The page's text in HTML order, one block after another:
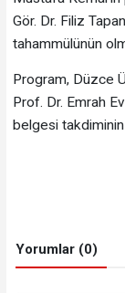
Gör. Dr. Filiz
tahammülünün
Program, Düzce
Prof. Dr. Emrah
belgesi takdiminin
Yorumlar (0)